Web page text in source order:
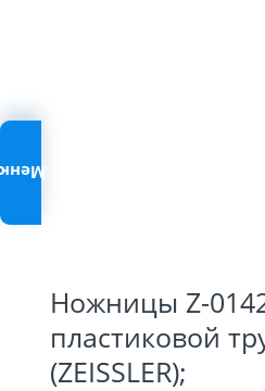
Ножницы Z-
пластиковой
(ZEISSLER);